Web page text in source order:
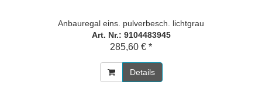
Anbauregal eins. pulverbesch. lichtgrau
Art. Nr.: 9104483945
285,60 € *
Details